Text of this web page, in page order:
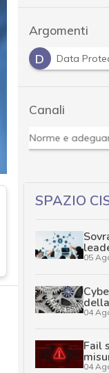
Argomenti
D Data
Canali
Norme e
SPAZIO
05
04
Fail
04